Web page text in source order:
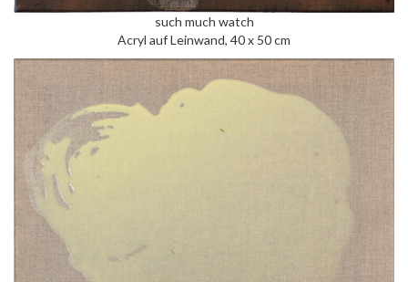
such much watch
Acryl auf Leinwand, 40 x 50 cm